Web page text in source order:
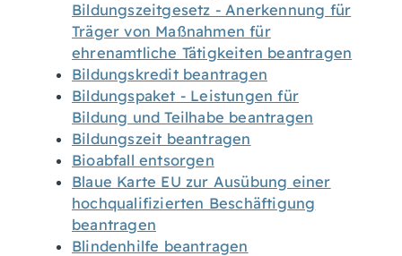
Bildungszeitgesetz - Anerkennung für
Träger von Maßnahmen für
ehrenamtliche Tätigkeiten beantragen
Bildungskredit beantragen
Bildungspaket - Leistungen für
Bildung und Teilhabe beantragen
Bildungszeit beantragen
Bioabfall entsorgen
Blaue Karte EU zur Ausübung einer
hochqualifizierten Beschäftigung
beantragen
Blindenhilfe beantragen